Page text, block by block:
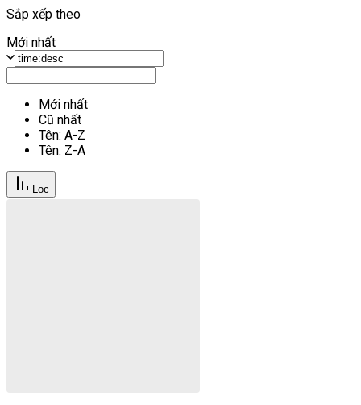
Sắp xếp theo
Mới nhất
Mới nhất
Cũ nhất
Tên: A-Z
Tên: Z-A
Lọc